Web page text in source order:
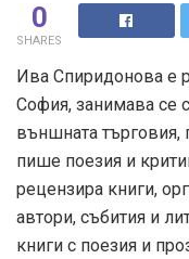
0
SHARES
Ива Спиридонова е
София, занимава се
външната търговия,
пише поезия и
рецензира книги,
автори, събития и
книги с поезия и